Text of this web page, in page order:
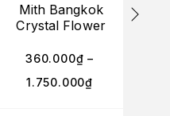
Mith Bangkok
Crystal Flower
360.000₫ –
1.750.000₫